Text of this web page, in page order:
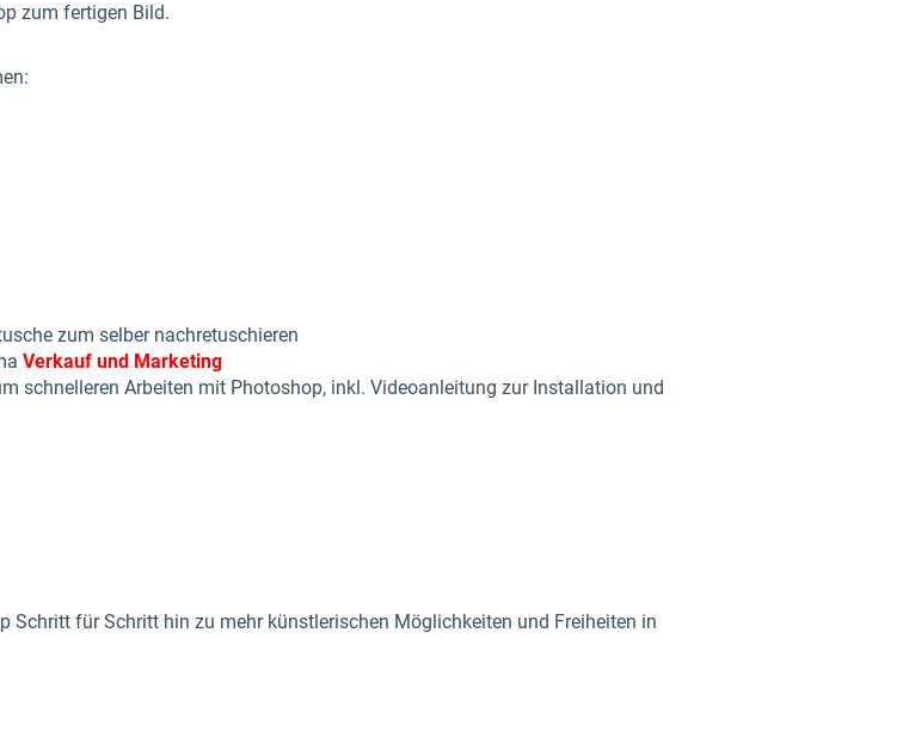
zum fertigen Bild.
zum selber nachretuschieren
Verkauf und Marketing
schnelleren Arbeiten mit Photoshop, inkl. Videoanleitung zur Installation und
Schritt für Schritt hin zu mehr künstlerischen Möglichkeiten und Freiheiten in